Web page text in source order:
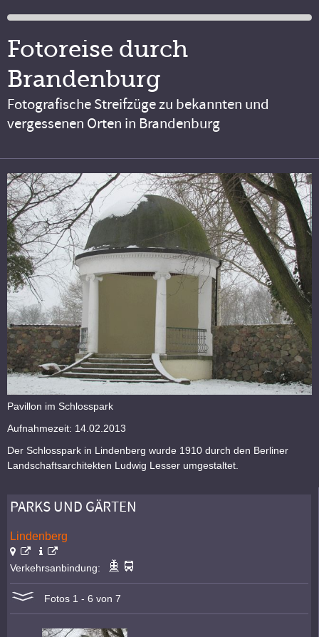
Fotoreise durch
Brandenburg
Fotografische Streifzüge zu bekannten und
vergessenen Orten in Brandenburg
Pavillon im Schlosspark
Aufnahmezeit: 14.02.2013
Der Schlosspark in Lindenberg wurde 1910 durch den Berliner
Landschaftsarchitekten Ludwig Lesser umgestaltet.
PARKS UND GÄRTEN
Lindenberg
Verkehrsanbindung:
Fotos 1 - 6 von 7